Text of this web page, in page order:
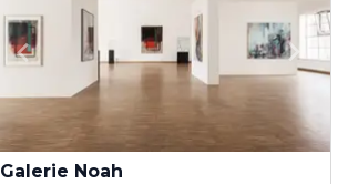
Galerie Noah